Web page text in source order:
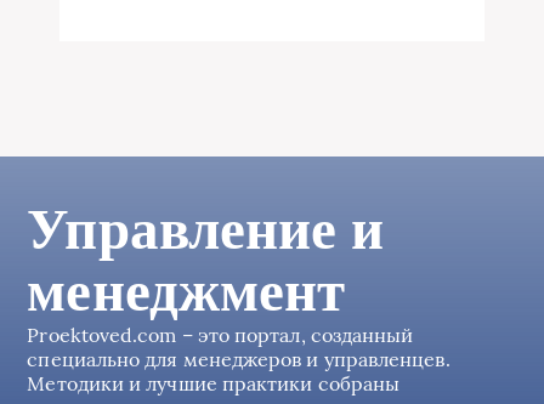
Управление и
менеджмент
Proektoved.com – это портал, созданный
специально для менеджеров и управленцев.
Методики и лучшие практики собраны